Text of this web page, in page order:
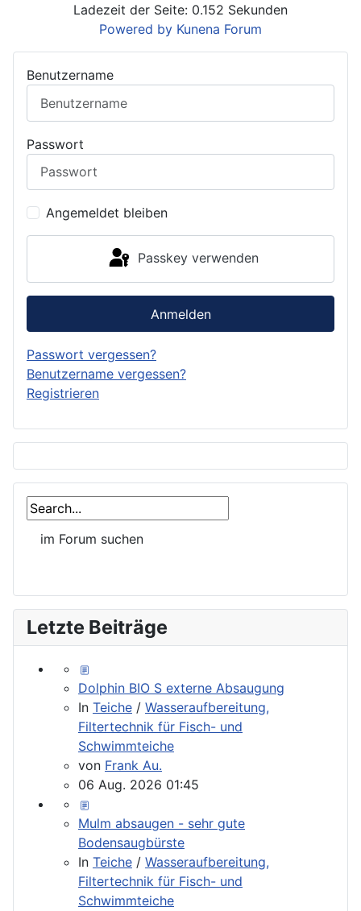
Ladezeit der Seite: 0.152 Sekunden
Powered by Kunena Forum
Benutzername
Passwort
Angemeldet bleiben
Passkey verwenden
Anmelden
Passwort vergessen?
Benutzername vergessen?
Registrieren
Letzte Beiträge
Dolphin BIO S externe Absaugung
In Teiche / Wasseraufbereitung,
Filtertechnik für Fisch- und
Schwimmteiche
von Frank Au.
06 Aug. 2026 01:45
Mulm absaugen - sehr gute
Bodensaugbürste
In Teiche / Wasseraufbereitung,
Filtertechnik für Fisch- und
Schwimmteiche